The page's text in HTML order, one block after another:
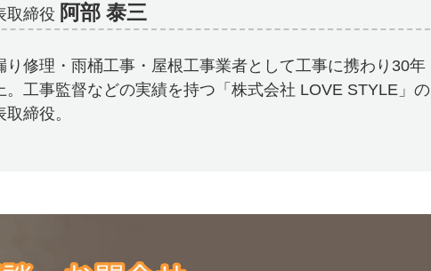
取締役 阿部 泰三
り修理・雨桶工事・屋根工事業者として工事に携わり30年
。工事監督などの実績を持つ「株式会社 LOVE STYLE」の
取締役。